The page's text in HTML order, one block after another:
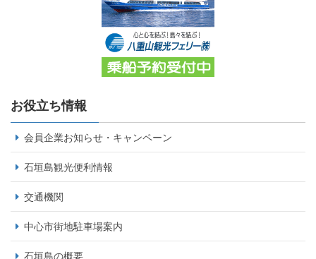
お役立ち情報
会員企業お知らせ・キャンペーン
石垣島観光便利情報
交通機関
中心市街地駐車場案内
石垣島の概要